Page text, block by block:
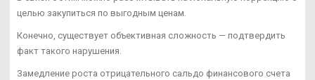
целью закупиться по выгодным ценам.
Конечно, существует объективная сложность — подтвердить
факт такого нарушения.
Замедление роста отрицательного сальдо финансового счета